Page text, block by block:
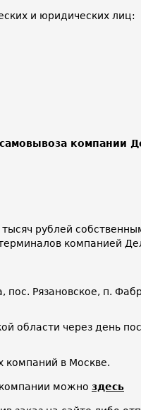
и юридических лиц:
компании
рублей
компанией
пос. Рязановское, п.
области через день
компаний в Москве.
можно здесь